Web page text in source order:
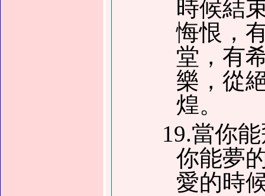
時候結
悔恨，
堂，有
樂，從
煌。
19.當你
你能夢
愛的時